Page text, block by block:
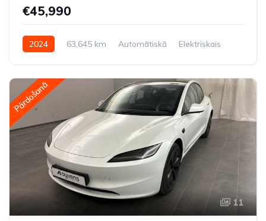
€45,990
2024 63,645 km Automātiskā
Elektriskais
Pārdošanā
11